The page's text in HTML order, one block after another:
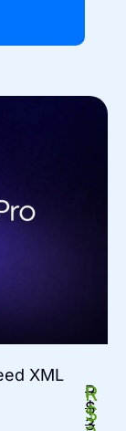
XML
R
$
3
R
$